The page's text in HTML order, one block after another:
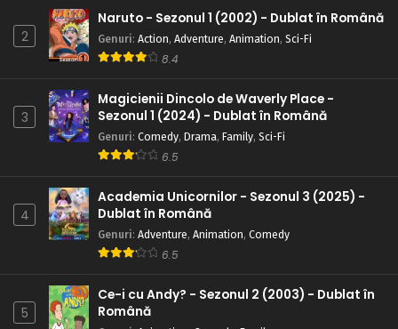
2
Naruto - Sezonul 1 (2002) - Dublat în Română
Genuri: Action, Adventure, Animation, Sci-Fi
8.4
3
Magicienii Dincolo de Waverly Place -
Sezonul 1 (2024) - Dublat în Română
Genuri: Comedy, Drama, Family, Sci-Fi
6.5
4
Academia Unicornilor - Sezonul 3 (2025) -
Dublat în Română
Genuri: Adventure, Animation, Comedy
6.5
5
Ce-i cu Andy? - Sezonul 2 (2003) - Dublat în
Română